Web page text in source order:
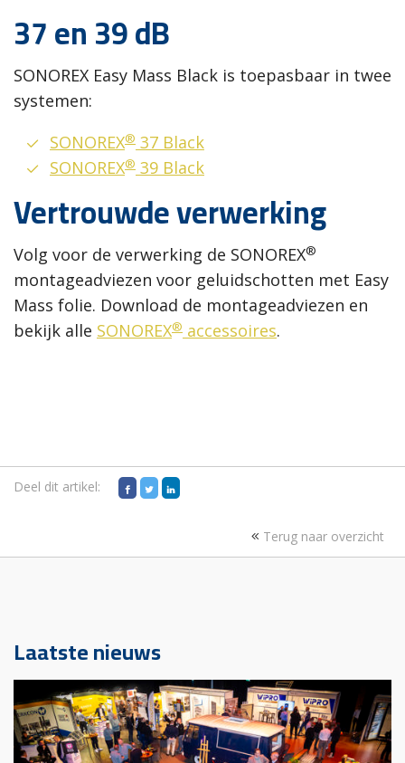
37 en 39 dB
SONOREX Easy Mass Black is toepasbaar in twee
systemen:
SONOREX® 37 Black
SONOREX® 39 Black
Vertrouwde verwerking
Volg voor de verwerking de SONOREX®
montageadviezen voor geluidschotten met Easy
Mass folie. Download de montageadviezen en
bekijk alle SONOREX® accessoires.
Deel dit artikel:
Terug naar overzicht
Laatste nieuws